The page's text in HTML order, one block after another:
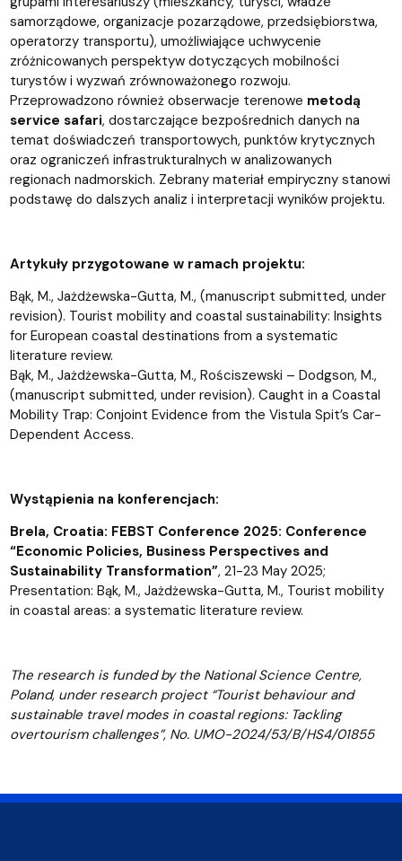
samorządowe, organizacje pozarządowe, przedsiębiorstwa,
operatorzy transportu), umożliwiające uchwycenie
zróżnicowanych perspektyw dotyczących mobilności
turystów i wyzwań zrównoważonego rozwoju.
Przeprowadzono również obserwacje terenowe metodą
service safari, dostarczające bezpośrednich danych na
temat doświadczeń transportowych, punktów krytycznych
oraz ograniczeń infrastrukturalnych w analizowanych
regionach nadmorskich. Zebrany materiał empiryczny stanowi
podstawę do dalszych analiz i interpretacji wyników projektu.
Artykuły przygotowane w ramach projektu:
Bąk, M., Jażdżewska-Gutta, M., (manuscript submitted, under
revision). Tourist mobility and coastal sustainability: Insights
for European coastal destinations from a systematic
literature review.
Bąk, M., Jażdżewska-Gutta, M., Rościszewski – Dodgson, M.,
(manuscript submitted, under revision). Caught in a Coastal
Mobility Trap: Conjoint Evidence from the Vistula Spit’s Car-
Dependent Access.
Wystąpienia na konferencjach:
Brela, Croatia: FEBST Conference 2025: Conference
“Economic Policies, Business Perspectives and
Sustainability Transformation”, 21-23 May 2025;
Presentation: Bąk, M., Jażdżewska-Gutta, M., Tourist mobility
in coastal areas: a systematic literature review.
The research is funded by the National Science Centre,
Poland, under research project “Tourist behaviour and
sustainable travel modes in coastal regions: Tackling
overtourism challenges”, No. UMO-2024/53/B/HS4/01855